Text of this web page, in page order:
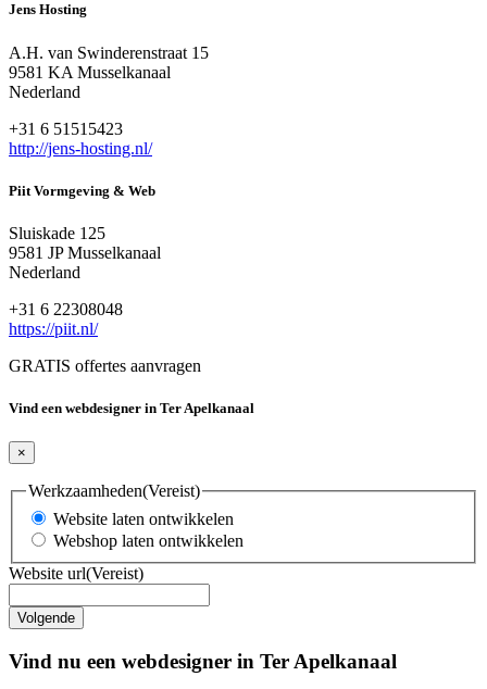
Jens Hosting
A.H. van Swinderenstraat 15
9581 KA Musselkanaal
Nederland
+31 6 51515423
http://jens-hosting.nl/
Piit Vormgeving & Web
Sluiskade 125
9581 JP Musselkanaal
Nederland
+31 6 22308048
https://piit.nl/
GRATIS offertes aanvragen
Vind een webdesigner in Ter Apelkanaal
×
Werkzaamheden(Vereist)
Website laten ontwikkelen
Webshop laten ontwikkelen
Website url(Vereist)
Vind nu een webdesigner in Ter Apelkanaal